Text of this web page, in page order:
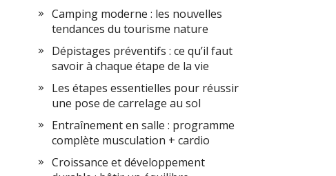
Camping moderne : les nouvelles
tendances du tourisme nature
Dépistages préventifs : ce qu’il faut
savoir à chaque étape de la vie
Les étapes essentielles pour réussir
une pose de carrelage au sol
Entraînement en salle : programme
complète musculation + cardio
Croissance et développement